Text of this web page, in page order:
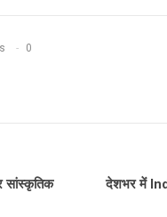
0
सांस्कृतिक
देशभर में